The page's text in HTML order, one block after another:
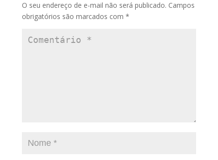
O seu endereço de e-mail não será publicado. Campos
obrigatórios são marcados com *